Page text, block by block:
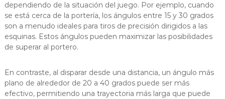
dependiendo de la situación del juego. Por ejemplo, cuando
se está cerca de la portería, los ángulos entre 15 y 30 grados
son a menudo ideales para tiros de precisión dirigidos a las
esquinas. Estos ángulos pueden maximizar las posibilidades
de superar al portero.
En contraste, al disparar desde una distancia, un ángulo más
plano de alrededor de 20 a 40 grados puede ser más
efectivo, permitiendo una trayectoria más larga que puede